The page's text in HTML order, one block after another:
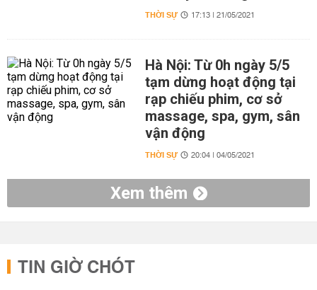
THỜI SỰ 17:13 | 21/05/2021
Hà Nội: Từ 0h ngày 5/5
tạm dừng hoạt động tại
rạp chiếu phim, cơ sở
massage, spa, gym, sân
vận động
THỜI SỰ 20:04 | 04/05/2021
Xem thêm
TIN GIỜ CHÓT